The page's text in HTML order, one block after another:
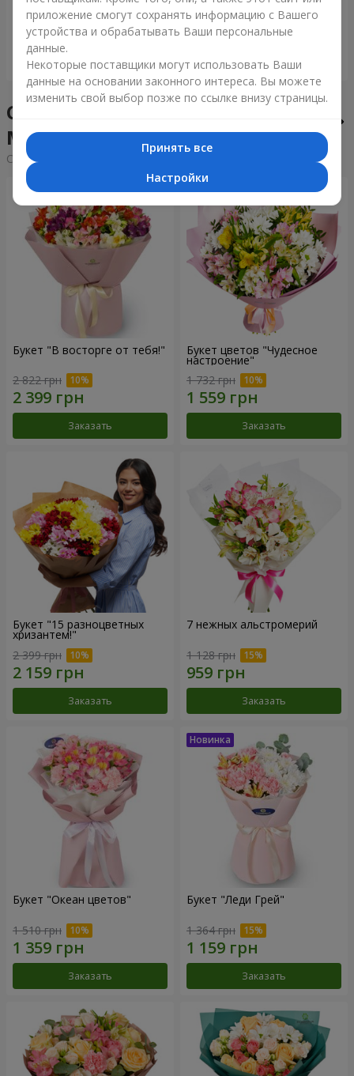
5 937 грн
Заказать
1 399 грн
Заказать
Сборные букеты в городе
Млинов
Cортировка: дорогие
Букет "В восторге от тебя!"
2 822 грн
Заказать
Букет цветов "Чудесное
настроение"
1 732 грн
Заказать
Букет "15 разноцветных
хризантем!"
2 399 грн
Заказать
7 нежных альстромерий
1 128 грн
Заказать
Букет "Океан цветов"
1 510 грн
Заказать
Букет "Леди Грей"
1 364 грн
Заказать
приложение смогут сохранять информацию с Вашего
устройства и обрабатывать Ваши персональные
данные.
Некоторые поставщики могут использовать Ваши
данные на основании законного интереса. Вы можете
изменить свой выбор позже по ссылке внизу страницы.
Принять все
Настройки